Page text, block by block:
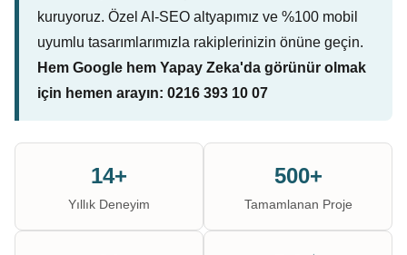
kuruyoruz. Özel AI-SEO altyapımız ve %100 mobil
uyumlu tasarımlarımızla rakiplerinizin önüne geçin.
Hem Google hem Yapay Zeka'da görünür olmak
için hemen arayın: 0216 393 10 07
14+
Yıllık Deneyim
500+
Tamamlanan Proje